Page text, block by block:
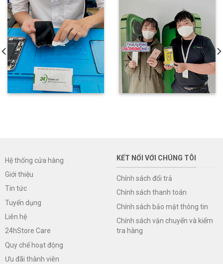
Hệ thống cửa hàng
Giới thiệu
Tin tức
Tuyển dụng
Liên hệ
24hStore Care
Quy chế hoạt động
Ưu đãi thành viên
KẾT NỐI VỚI CHÚNG TÔI
Chính sách đổi trả
Chính sách thanh toán
Chính sách bảo mật thông tin
Chính sách vận chuyển và kiểm
tra hàng